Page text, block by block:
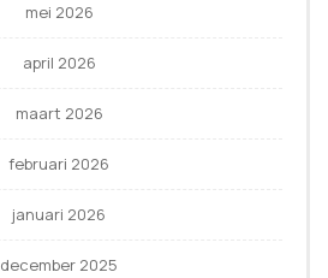
mei 2026
april 2026
maart 2026
februari 2026
januari 2026
december 2025